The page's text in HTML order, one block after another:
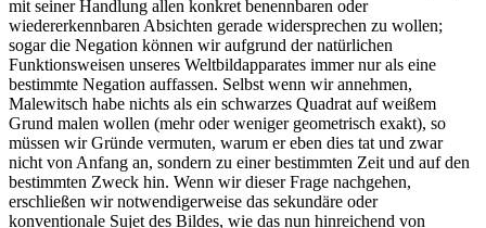
mit seiner Handlung allen konkret benennbaren oder
wiedererkennbaren Absichten gerade widersprechen zu wollen;
sogar die Negation können wir aufgrund der natürlichen
Funktionsweisen unseres Weltbildapparates immer nur als eine
bestimmte Negation auffassen. Selbst wenn wir annehmen,
Malewitsch habe nichts als ein schwarzes Quadrat auf weißem
Grund malen wollen (mehr oder weniger geometrisch exakt), so
müssen wir Gründe vermuten, warum er eben dies tat und zwar
nicht von Anfang an, sondern zu einer bestimmten Zeit und auf den
bestimmten Zweck hin. Wenn wir dieser Frage nachgehen,
erschließen wir notwendigerweise das sekundäre oder
konventionale Sujet des Bildes, wie das nun hinreichend von